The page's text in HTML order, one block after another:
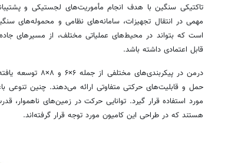
تاکتیکی سنگین با هدف انجام مأموریت‌های لجستیکی و
مهمی در انتقال تجهیزات، سامانه‌های نظامی و محموله‌های
است که بتواند در محیط‌های عملیاتی مختلف، از مسیرهای
قابل اعتمادی داشته باشد.
درمن در
حمل و قابلیت‌های حرکتی متفاوتی ارائه می‌دهند. چنین تنوعی
مورد استفاده قرار گیرد. توانایی حرکت در زمین‌های ناهموار،
هستند که در طراحی این کامیون مورد توجه قرار گرفته‌اند.